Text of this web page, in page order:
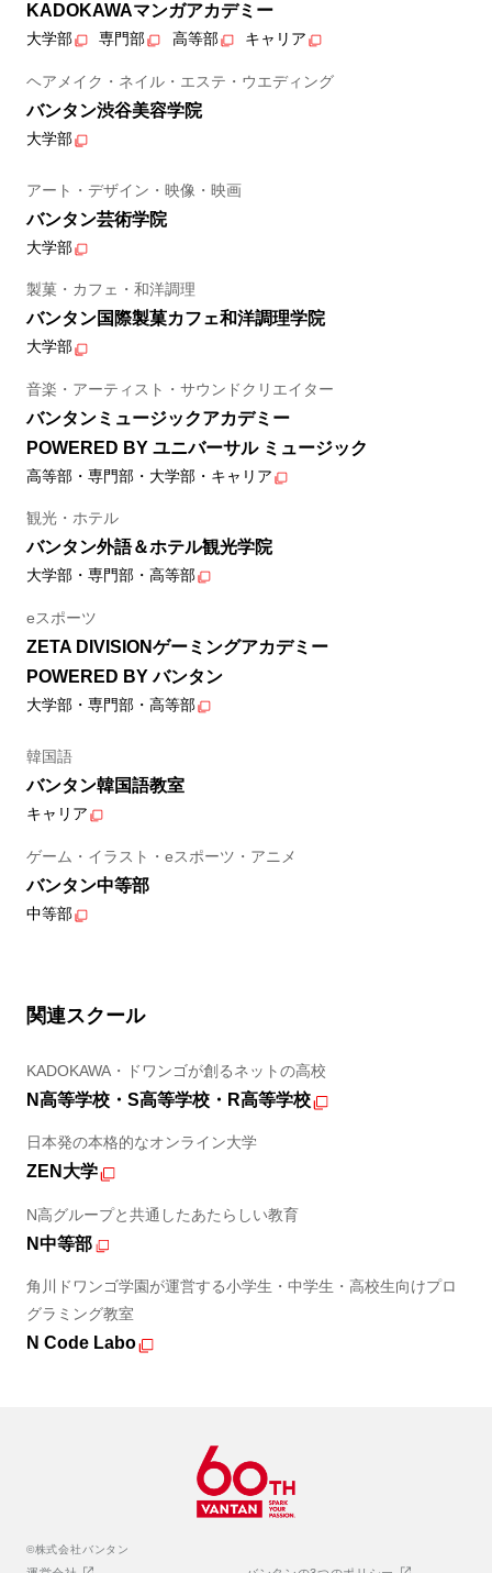
KADOKAWAマンガアカデミー
大学部 専門部 高等部 キャリア
ヘアメイク・ネイル・エステ・ウエディング
バンタン渋谷美容学院
大学部
アート・デザイン・映像・映画
バンタン芸術学院
大学部
製菓・カフェ・和洋調理
バンタン国際製菓カフェ和洋調理学院
大学部
音楽・アーティスト・サウンドクリエイター
バンタンミュージックアカデミー
POWERED BY ユニバーサル ミュージック
高等部・専門部・大学部・キャリア
観光・ホテル
バンタン外語＆ホテル観光学院
大学部・専門部・高等部
eスポーツ
ZETA DIVISIONゲーミングアカデミー
POWERED BY バンタン
大学部・専門部・高等部
韓国語
バンタン韓国語教室
キャリア
ゲーム・イラスト・eスポーツ・アニメ
バンタン中等部
中等部
関連スクール
KADOKAWA・ドワンゴが創るネットの高校
N高等学校・S高等学校・R高等学校
日本発の本格的なオンライン大学
ZEN大学
N高グループと共通したあたらしい教育
N中等部
角川ドワンゴ学園が運営する小学生・中学生・高校生向けプロ
グラミング教室
N Code Labo
©株式会社バンタン